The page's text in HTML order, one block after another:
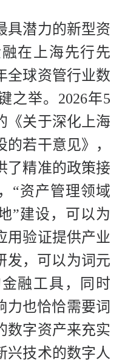
具潜力的新型资
在上海先行先
全球资管行业数
之举。2026年5
《关于深化上海
若干意见》，
了精准的政策接
“资产管理领域
”建设，可以为
用验证提供产业
发，可以为词元
融工具，同时
力也恰恰需要词
数字资产来充实
兴技术的数字人